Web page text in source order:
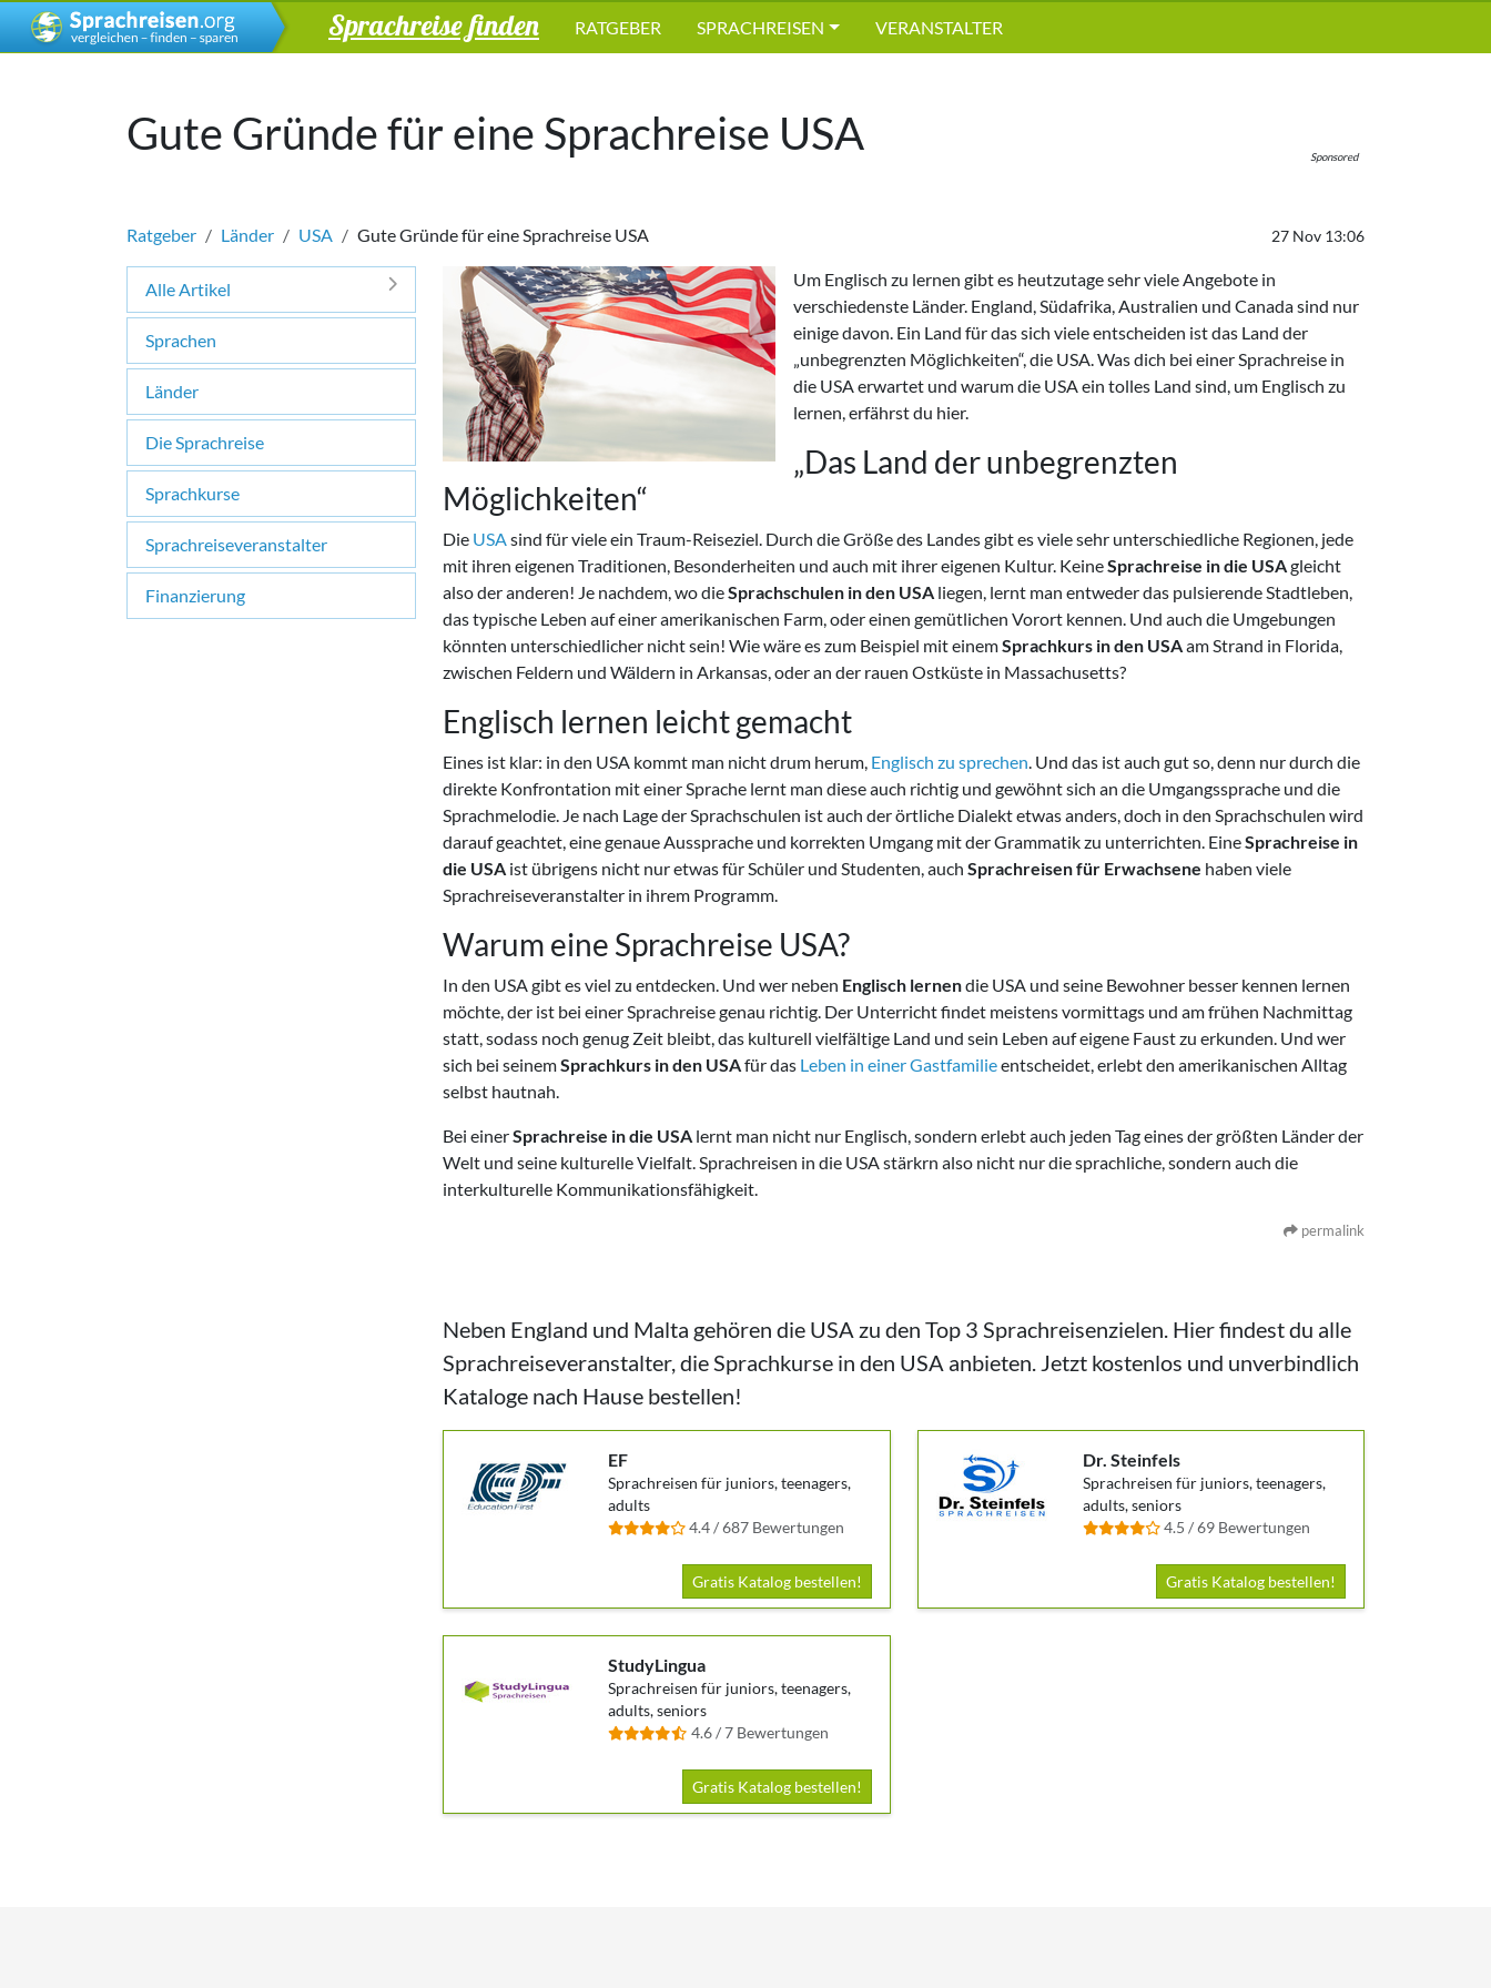
Sprachreise finden RATGEBER SPRACHREISEN VERANSTALTER
Gute Gründe für eine Sprachreise USA Sponsored
27 Nov 13:06
Ratgeber Länder USA Gute Gründe für eine Sprachreise USA
Alle Artikel
Sprachen
Länder
Die Sprachreise
Sprachkurse
Sprachreiseveranstalter
Finanzierung
Um Englisch zu lernen gibt es heutzutage sehr viele Angebote in
verschiedenste Länder. England, Südafrika, Australien und Canada sind nur
einige davon. Ein Land für das sich viele entscheiden ist das Land der
„unbegrenzten Möglichkeiten“, die USA. Was dich bei einer Sprachreise in
die USA erwartet und warum die USA ein tolles Land sind, um Englisch zu
lernen, erfährst du hier.
„Das Land der unbegrenzten
Möglichkeiten“
Die USAsind für viele ein Traum-Reiseziel. Durch die Größe des Landes gibt es viele sehr unterschiedliche Regionen, jede
mit ihren eigenen Traditionen, Besonderheiten und auch mit ihrer eigenen Kultur. KeineSprachreise in die USAgleicht
also der anderen! Je nachdem, wo dieSprachschulen in den USA liegen, lernt man entweder das pulsierende Stadtleben,
das typische Leben auf einer amerikanischen Farm, oder einen gemütlichen Vorort kennen. Und auch die Umgebungen
könnten unterschiedlicher nicht sein! Wie wäre es zum Beispiel mit einemSprachkurs in den USAam Strand in Florida,
zwischen Feldern und Wäldern in Arkansas, oder an der rauen Ostküste in Massachusetts?
Englisch lernen leicht gemacht
Eines ist klar: in den USA kommt man nicht drum herum, Englisch zu sprechen. Und das ist auch gut so, denn nur durch die
direkte Konfrontation mit einer Sprache lernt man diese auch richtig und gewöhnt sich an die Umgangssprache und die
Sprachmelodie. Je nach Lage der Sprachschulen ist auch der örtliche Dialekt etwas anders, doch in den Sprachschulen wird
darauf geachtet, eine genaue Aussprache und korrekten Umgang mit der Grammatik zu unterrichten. EineSprachreise in
die USA ist übrigens nicht nur etwas für Schüler und Studenten, auch Sprachreisen für Erwachsene haben viele
Sprachreiseveranstalter in ihrem Programm.
Warum eine Sprachreise USA?
In den USA gibt es viel zu entdecken. Und wer neben Englisch lernendie USA und seine Bewohner besser kennen lernen
möchte, der ist bei einer Sprachreise genau richtig. Der Unterricht findet meistens vormittags und am frühen Nachmittag
statt, sodass noch genug Zeit bleibt, das kulturell vielfältige Land und sein Leben auf eigene Faust zu erkunden. Und wer
sich bei seinemSprachkurs in den USAfür das Leben in einer Gastfamilieentscheidet, erlebt den amerikanischen Alltag
selbst hautnah.
Bei einerSprachreise in die USA lernt man nicht nur Englisch, sondern erlebt auch jeden Tag eines der größten Länder der
Welt und seine kulturelle Vielfalt. Sprachreisen in die USA stärkrn also nicht nur die sprachliche, sondern auch die
interkulturelle Kommunikationsfähigkeit.
permalink
Neben England und Malta gehören die USA zu den Top 3 Sprachreisenzielen. Hier findest du alle
Sprachreiseveranstalter, die Sprachkurse in den USA anbieten. Jetzt kostenlos und unverbindlich
Kataloge nach Hause bestellen!
EF
Sprachreisen für juniors, teenagers,
adults
4.4 / 687 Bewertungen
Gratis Katalog bestellen!
Dr. Steinfels
Sprachreisen für juniors, teenagers,
adults, seniors
4.5 / 69 Bewertungen
Gratis Katalog bestellen!
StudyLingua
Sprachreisen für juniors, teenagers,
adults, seniors
4.6 / 7 Bewertungen
Gratis Katalog bestellen!